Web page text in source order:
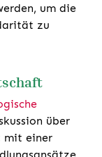
um die
zu
über
mit einer